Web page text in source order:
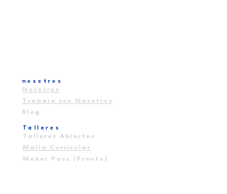
nosotros
Nosotros
Trabaja con Nosotros
Blog
Talleres
Talleres Abiertos
Malla Curricular
Maker Pass (Pronto)